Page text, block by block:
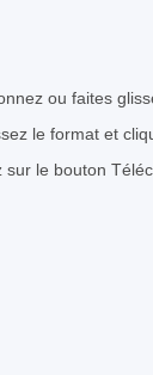
ou faites
le format et
sur le bouton